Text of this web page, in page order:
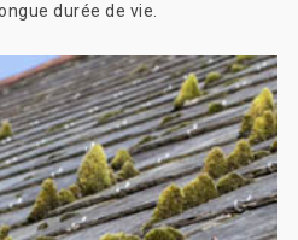
durée de vie.